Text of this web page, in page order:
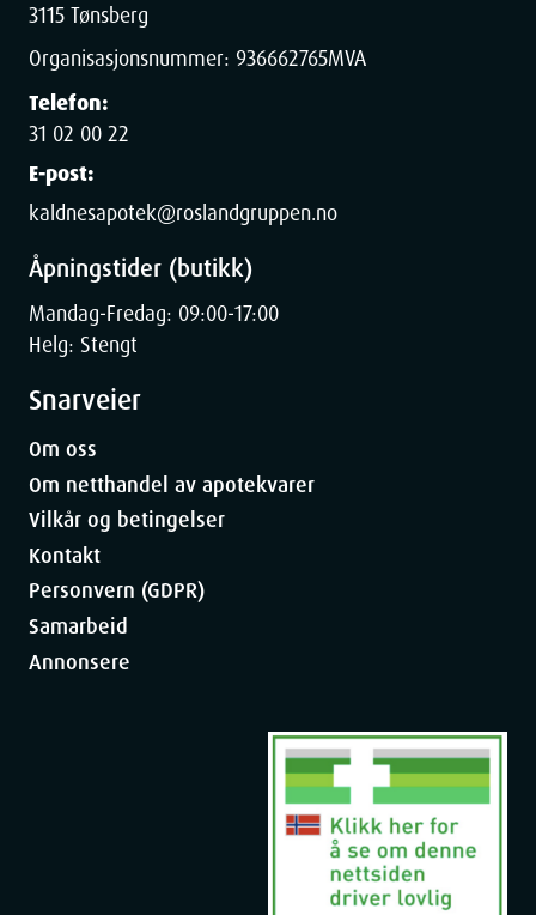
3115 Tønsberg
Organisasjonsnummer: 936662765MVA
Telefon:
31 02 00 22
E-post:
kaldnesapotek@roslandgruppen.no
Åpningstider (butikk)
Mandag-Fredag: 09:00-17:00
Helg: Stengt
Snarveier
Om oss
Om netthandel av apotekvarer
Vilkår og betingelser
Kontakt
Personvern (GDPR)
Samarbeid
Annonsere